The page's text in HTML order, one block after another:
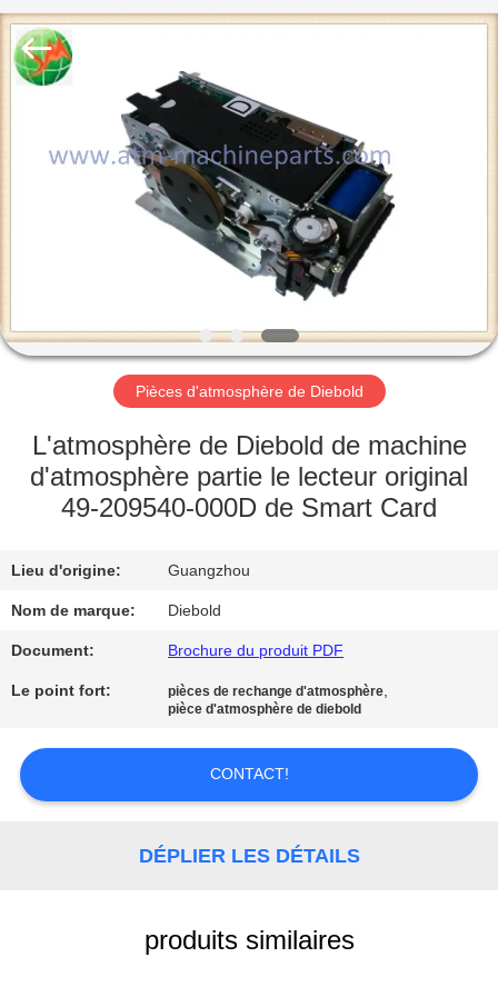
MAISON
PRODUITS
DE
NOUS
VISITE
D'USINE
DE
QUALITÉ
CONTACTEZ-
NOUVELLES
DEMANDEZ
CITATION
GSM
International
Trade
Co.,Ltd..
Rights
Pièces d'atmosphère de Diebold
L'atmosphère de Diebold de machine
d'atmosphère partie le lecteur original
49-209540-000D de Smart Card
Lieu d'origine: Guangzhou
Nom de marque: Diebold
Document: Brochure du produit PDF
Le point fort: pièces de rechange d'atmosphère,
pièce d'atmosphère de diebold
CONTACT!
DÉPLIER LES DÉTAILS
produits similaires